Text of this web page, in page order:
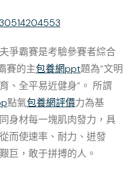
爭霸賽是考驗參賽者綜合
賽的主包養網ppt題為“文明
、全平易近健身”。 所謂
點氣包養網評價力為基
身材每一塊肌肉發力，具
而使速率、耐力、迸發
巨，敢于拼搏的人。